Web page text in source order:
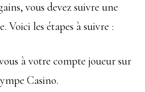
vous devez suivre une
Voici les étapes à suivre :
à votre compte joueur sur
Casino.